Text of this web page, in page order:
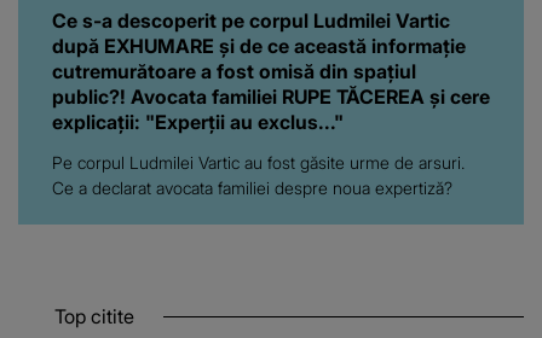
Ce s-a descoperit pe corpul Ludmilei Vartic
după EXHUMARE și de ce această informație
cutremurătoare a fost omisă din spațiul
public?! Avocata familiei RUPE TĂCEREA și cere
explicații: "Experții au exclus..."
Pe corpul Ludmilei Vartic au fost găsite urme de arsuri.
Ce a declarat avocata familiei despre noua expertiză?
Top citite